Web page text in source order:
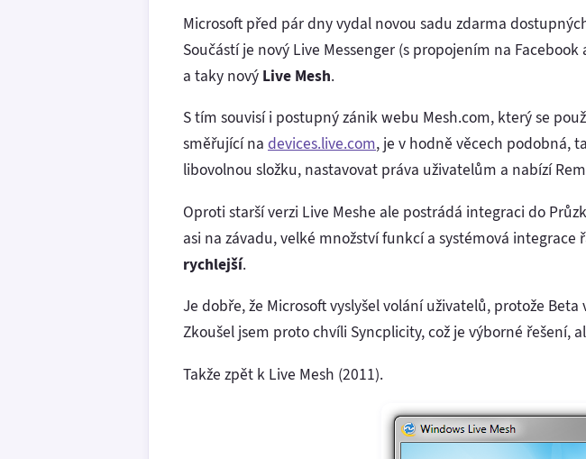
Microsoft před pár dny vydal novou sadu zdarma
Součástí je nový Live Messenger (s propojením na
a taky nový Live Mesh.
S tím souvisí i postupný zánik webu Mesh.com, který se
směřující na devices.live.com, je v hodně věcech podobná,
libovolnou složku, nastavovat práva uživatelům a nabízí
Oproti starší verzi Live Meshe ale postrádá integraci do
asi na závadu, velké množství funkcí a systémová
rychlejší.
Je dobře, že Microsoft vyslyšel volání uživatelů, protože
Zkoušel jsem proto chvíli Syncplicity, což je výborné řešení,
Takže zpět k Live Mesh (2011).